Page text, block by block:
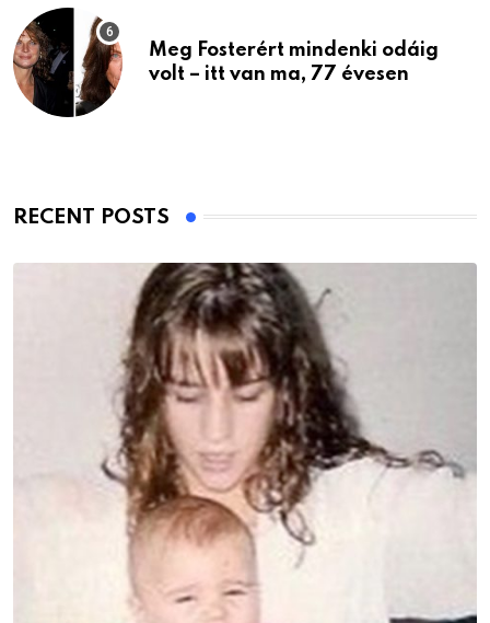
Meg Fosterért mindenki odáig
volt – itt van ma, 77 évesen
RECENT POSTS